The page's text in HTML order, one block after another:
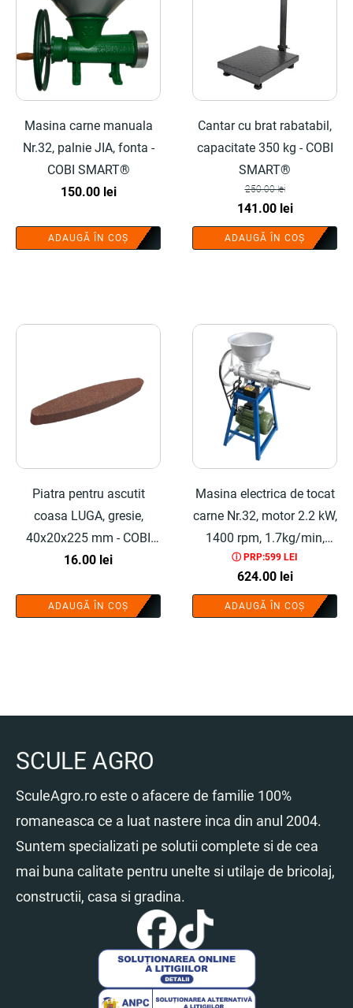
Masina carne manuala
Nr.32, palnie JIA, fonta -
COBI SMART®
150.00 lei
ADAUGĂ ÎN COȘ
Cantar cu brat rabatabil,
capacitate 350 kg - COBI
SMART®
250.00lei
Prețul
inițial
a
141.00 leiPrețul
curent
este:
ADAUGĂ ÎN COȘ
Piatra pentru ascutit
coasa LUGA, gresie,
40x20x225 mm - COBI
SMART®
16.00 lei
ADAUGĂ ÎN COȘ
Masina electrica de tocat
carne Nr.32, motor 2.2 kW,
1400 rpm, 1.7kg/min,
bobinaj cupru 100%,
include adaptor carnati,
67x39x30 cm, buton
ⓘ PRP:599 LEI
624.00 lei
ADAUGĂ ÎN COȘ
SCULE AGRO
SculeAgro.ro este o afacere de familie 100%
romaneasca ce a luat nastere inca din anul 2004.
Suntem specializati pe solutii complete si de cea
mai buna calitate pentru unelte si utilaje de bricolaj,
constructii, casa si gradina.